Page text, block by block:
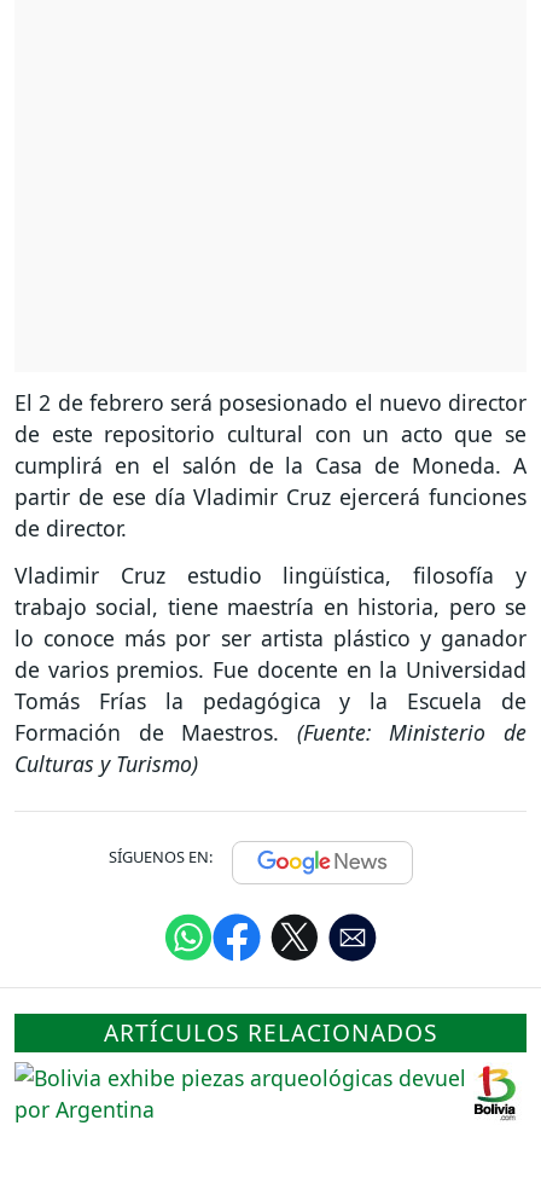
El 2 de febrero será posesionado el nuevo director
de este repositorio cultural con un acto que se
cumplirá en el salón de la Casa de Moneda. A
partir de ese día Vladimir Cruz ejercerá funciones
de director.
Vladimir Cruz estudio lingüística, filosofía y
trabajo social, tiene maestría en historia, pero se
lo conoce más por ser artista plástico y ganador
de varios premios. Fue docente en la Universidad
Tomás Frías la pedagógica y la Escuela de
Formación de Maestros. (Fuente: Ministerio de
Culturas y Turismo)
SÍGUENOS EN:
ARTÍCULOS RELACIONADOS